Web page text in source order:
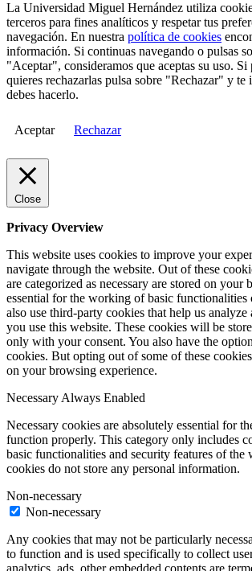
La Universidad Miguel Hernández utiliza
terceros para fines analíticos y respetar tus
navegación. En nuestra política de cookies
información. Si continuas navegando o pulsas
"Aceptar", consideramos que aceptas su uso.
quieres rechazarlas pulsa sobre "Rechazar" y te
debes hacerlo.
Aceptar Rechazar
Close
Privacy Overview
This website uses cookies to improve your
navigate through the website. Out of these
are categorized as necessary are stored on your
essential for the working of basic functionalities
also use third-party cookies that help us
you use this website. These cookies will be
only with your consent. You also have the
cookies. But opting out of some of these
on your browsing experience.
NecessaryAlways Enabled
Necessary cookies are absolutely essential for
function properly. This category only includes
basic functionalities and security features of the
cookies do not store any personal information.
Non-necessary
Non-necessary
Any cookies that may not be particularly
to function and is used specifically to collect